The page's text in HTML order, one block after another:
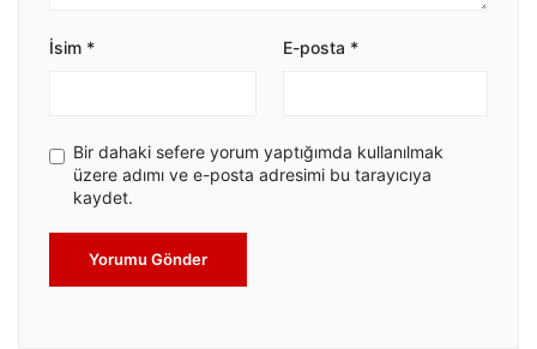
İsim * E-posta *
Bir dahaki sefere yorum yaptığımda kullanılmak
üzere adımı ve e-posta adresimi bu tarayıcıya
kaydet.
Yorumu Gönder